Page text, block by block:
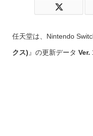
任天堂は、Nintendo
クス) 』の更新データ Ver.